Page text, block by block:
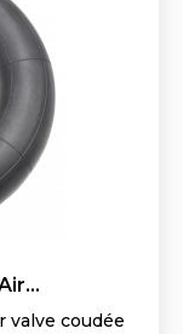
valve coudée